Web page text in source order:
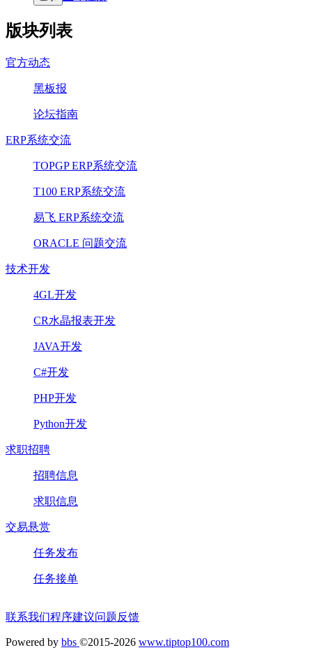
版块列表
官方动态
黑板报
论坛指南
ERP系统交流
TOPGP ERP系统交流
T100 ERP系统交流
易飞 ERP系统交流
ORACLE 问题交流
技术开发
4GL开发
CR水晶报表开发
JAVA开发
C#开发
PHP开发
Python开发
求职招聘
招聘信息
求职信息
交易悬赏
任务发布
任务接单
联系我们程序建议问题反馈
Powered by bbs ©2015-2026 www.tiptop100.com